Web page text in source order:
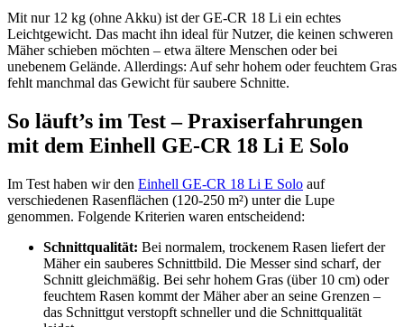
Mit nur 12 kg (ohne Akku) ist der GE-CR 18 Li ein echtes
Leichtgewicht. Das macht ihn ideal für Nutzer, die keinen schweren
Mäher schieben möchten – etwa ältere Menschen oder bei
unebenem Gelände. Allerdings: Auf sehr hohem oder feuchtem Gras
fehlt manchmal das Gewicht für saubere Schnitte.
So läuft’s im Test – Praxiserfahrungen
mit dem Einhell GE-CR 18 Li E Solo
Im Test haben wir den Einhell GE-CR 18 Li E Solo auf
verschiedenen Rasenflächen (120-250 m²) unter die Lupe
genommen. Folgende Kriterien waren entscheidend:
Schnittqualität: Bei normalem, trockenem Rasen liefert der
Mäher ein sauberes Schnittbild. Die Messer sind scharf, der
Schnitt gleichmäßig. Bei sehr hohem Gras (über 10 cm) oder
feuchtem Rasen kommt der Mäher aber an seine Grenzen –
das Schnittgut verstopft schneller und die Schnittqualität